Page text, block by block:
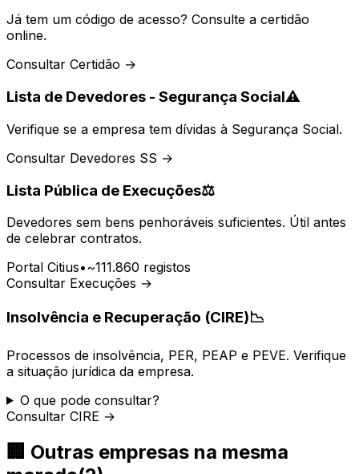
Já tem um código de acesso? Consulte a certidão
online.
Consultar Certidão →
Lista de Devedores - Segurança Social⚠️
Verifique se a empresa tem dívidas à Segurança Social.
Consultar Devedores SS →
Lista Pública de Execuções⚖️
Devedores sem bens penhoráveis suficientes. Útil antes
de celebrar contratos.
Portal Citius•~111.860 registos
Consultar Execuções →
Insolvência e Recuperação (CIRE)📉
Processos de insolvência, PER, PEAP e PEVE. Verifique
a situação jurídica da empresa.
O que pode consultar?
Consultar CIRE →
🏢 Outras empresas na mesma